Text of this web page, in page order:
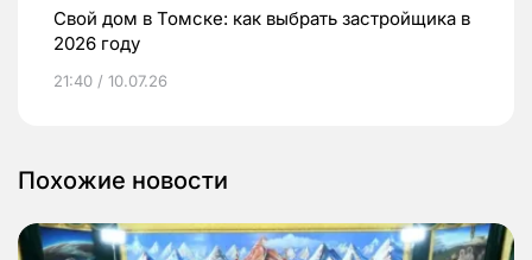
Свой дом в Томске: как выбрать застройщика в
2026 году
21:40 / 10.07.26
Похожие новости